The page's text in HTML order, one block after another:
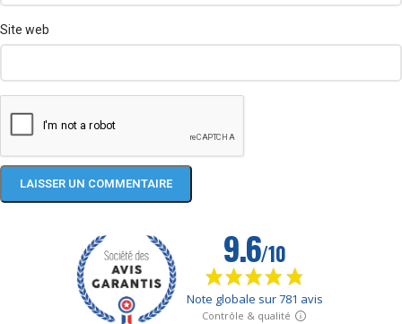
Site web